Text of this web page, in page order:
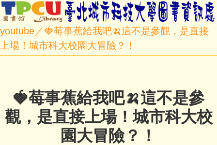
youtube／🍓莓事蕉給我吧🍌這不是參觀，是直接
上場！城市科大校園大冒險？！
🍓莓事蕉給我吧🍌這不是參
觀，是直接上場！城市科大校
園大冒險？！